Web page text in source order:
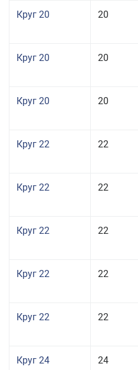
Круг 20 20
Круг 20 20
Круг 20 20
Круг 22 22
Круг 22 22
Круг 22 22
Круг 22 22
Круг 22 22
Круг 24 24